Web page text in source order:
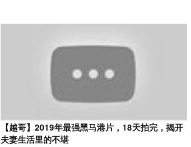
【越哥】2019年最强黑马港片，18天拍完，揭开
夫妻生活里的不堪